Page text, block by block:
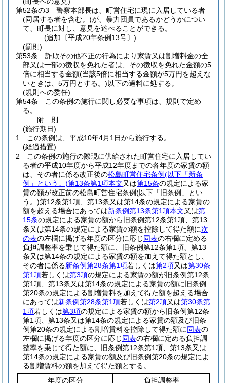
第52条の3
警察本部長は、町営住宅に現に入居している者
(同居する者を含む。)が、暴力団員であるかどうかについ
て、町長に対し、意見を述べることができる。
(追加〔平成20年条例13号〕)
(罰則)
第53条
詐欺その他不正の行為により家賃又は割増料金の全
部又は一部の徴収を免れた者は、その徴収を免れた金額の5
倍に相当する金額(当該5倍に相当する金額が5万円を超えな
いときは、5万円とする。)以下の過料に処する。
(規則への委任)
第54条
この条例の施行に関し必要な事項は、規則で定め
る。
附 則
(施行期日)
1
この条例は、平成10年4月1日から施行する。
(経過措置)
2
この条例の施行の際現に供給された町営住宅に入居してい
る者の平成10年度から平成12年度までの各年度の家賃の額
は、その者に係る改正後の松島町営住宅条例(以下「新条
例」という。)第13条第1項本文又は第15条の規定による家
賃の額が改正前の松島町営住宅条例(以下「旧条例」とい
う。)第12条第1項、第13条又は第14条の規定による家賃の
額を超える場合にあっては新条例第13条第1項本文又は第
15条の規定による家賃の額から旧条例第12条第1項、第13
条又は第14条の規定による家賃の額を控除して得た額に次
の表の左欄に掲げる年度の区分に応じ同表の右欄に定める
負担調整率を乗じて得た額に、旧条例第12条第1項、第13
条又は第14条の規定による家賃の額を加えて得た額とし、
その者に係る新条例第28条第1項若しくは第2項又は第30条
第1項若しくは第3項の規定による家賃の額が旧条例第12条
第1項、第13条又は第14条の規定による家賃の額に旧条例
第20条の規定による割増賃料を加えて得た額を超える場合
にあっては新条例第28条第1項若しくは第2項又は第30条第
1項若しくは第3項の規定による家賃の額から旧条例第12条
第1項、第13条又は第14条の規定による家賃の額及び旧条
例第20条の規定による割増賃料を控除して得た額に同表の
左欄に掲げる年度の区分に応じ同表の右欄に定める負担調
整率を乗じて得た額に、旧条例第12条第1項、第13条又は
第14条の規定による家賃の額及び旧条例第20条の規定によ
る割増賃料の額を加えて得た額とする。
年度の区分
負担調整率